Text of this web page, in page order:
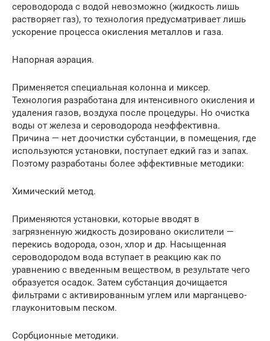
сероводорода с водой невозможно (жидкость лишь
растворяет газ), то технология предусматривает лишь
ускорение процесса окисления металлов и газа.
Напорная аэрация.
Применяется специальная колонна и миксер.
Технология разработана для интенсивного окисления и
удаления газов, воздуха после процедуры. Но очистка
воды от железа и сероводорода неэффективна.
Причина — нет доочистки субстанции, в помещения, где
используются установки, поступает едкий газ и запах.
Поэтому разработаны более эффективные методики:
Химический метод.
Применяются установки, которые вводят в
загрязненную жидкость дозировано окислители —
перекись водорода, озон, хлор и др. Насыщенная
сероводородом вода вступает в реакцию как по
уравнению с введенным веществом, в результате чего
образуется осадок. Затем субстанция дочищается
фильтрами с активированным углем или марганцево-
глауконитовым песком.
Сорбционные методики.